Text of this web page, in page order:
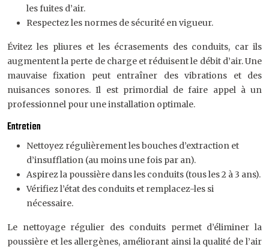
les fuites d’air.
Respectez les normes de sécurité en vigueur.
Évitez les pliures et les écrasements des conduits, car ils
augmentent la perte de charge et réduisent le débit d’air. Une
mauvaise fixation peut entraîner des vibrations et des
nuisances sonores. Il est primordial de faire appel à un
professionnel pour une installation optimale.
Entretien
Nettoyez régulièrement les bouches d’extraction et
d’insufflation (au moins une fois par an).
Aspirez la poussière dans les conduits (tous les 2 à 3 ans).
Vérifiez l’état des conduits et remplacez-les si
nécessaire.
Le nettoyage régulier des conduits permet d’éliminer la
poussière et les allergènes, améliorant ainsi la qualité de l’air